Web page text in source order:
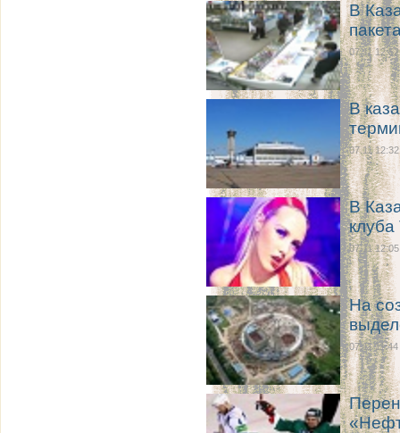
В
07.11 12:52
В
07.11 12:32
В
07.11 12:05
На
07.11 11:44